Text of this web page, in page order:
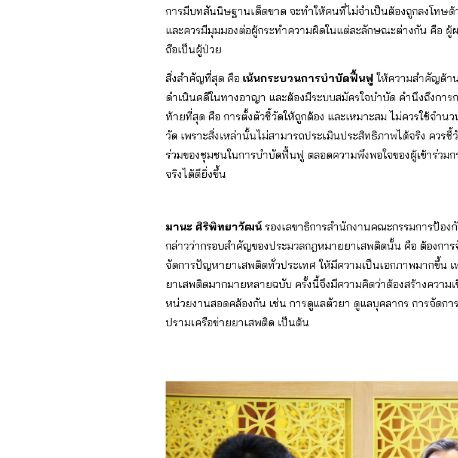
การมีบทสันนิษฐานเด็ดขาด จะทำให้คนที่ไม่จำเป็นต้องถูกลงโทษ
และควรมีมุมมองต่อผู้กระทำความผิดในแต่ละลักษณะต่างกัน คือ
ถือเป็นผู้ป่วย
สิ่งสำคัญที่สุด คือ เน้นกระบวนการบำบัดฟื้นฟูให้ความสำคัญด้า
ดำเนินคดีในทางอาญา และต้องมีระบบสมัครใจบำบัด คำนึงถึงกา
ท้ายที่สุด คือ การตั้งตัวชี้วัดให้ถูกต้อง และเหมาะสม ไม่ควรใช้จำ
วัด เพราะสิ่งเหล่านั้นไม่สามารถประเมินประสิทธิภาพได้จริง ควร
ร่วมของชุมชนในการบำบัดฟื้นฟู ตลอดความพึงพอใจของผู้เข้าร่ว
จริงได้ดียิ่งขึ้น
มานะ ศิริพิทยาวัฒน์ รองเลขาธิการสำนักงานคณะกรรมการป้อ
กล่าวว่ากรอบสำคัญของประมวลกฎหมายยาเสพติดนั้น คือ ต้องการ
จัดการปัญหายาเสพติดทั่วประเทศ ให้มีความเป็นเอกภาพมากขึ้น
ยาเสพติดมากมายหลายฉบับ ครั้งนี้จึงมีความคิดว่าต้องสร้างความ
หน่วยงานสอดคล้องกัน เช่น การดูแลตัวยา ดูแลบุคลากร การจัดก
ปรามเครือข่ายยาเสพติด เป็นต้น